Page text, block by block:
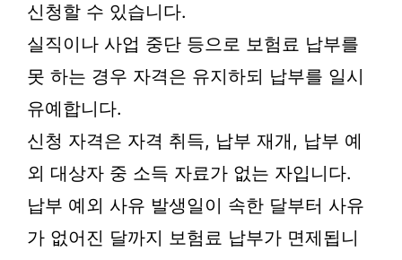
신청할 수 있습니다.
실직이나 사업 중단 등으로 보험료 납부를
못 하는 경우 자격은 유지하되 납부를 일시
유예합니다.
신청 자격은 자격 취득, 납부 재개, 납부 예
외 대상자 중 소득 자료가 없는 자입니다.
납부 예외 사유 발생일이 속한 달부터 사유
가 없어진 달까지 보험료 납부가 면제됩니